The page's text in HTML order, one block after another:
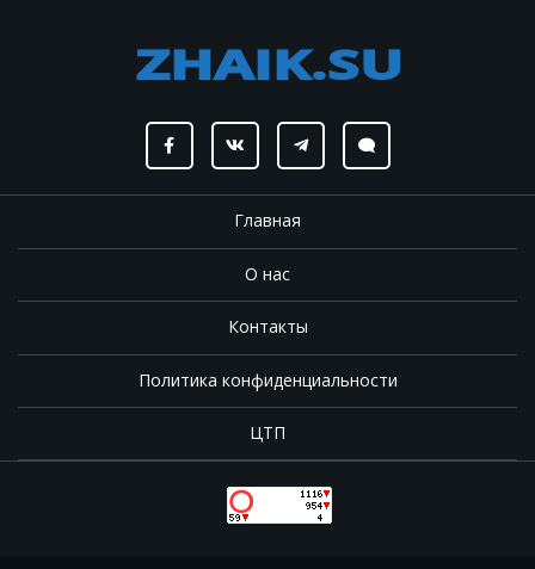
Главная
О нас
Контакты
Политика конфиденциальности
ЦТП